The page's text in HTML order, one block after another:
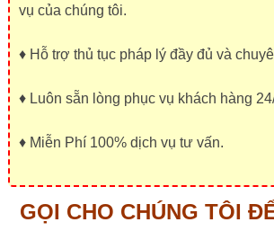
vụ của chúng tôi.
♦ Hỗ trợ thủ tục pháp lý đầy đủ và
♦ Luôn sẵn lòng phục vụ khách hàng
♦ Miễn Phí 100% dịch vụ tư vấn.
GỌI CHO CHÚNG TÔI